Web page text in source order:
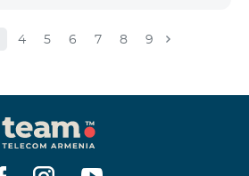
Ցանցի անջատումը տեղի
ից: Ծառայությունների
ապահովելու
է գործել հատուկ
է ընձեռում ձեռք
4 5 6 7 8 9